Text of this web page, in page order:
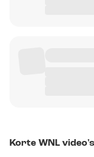
Korte WNL video's